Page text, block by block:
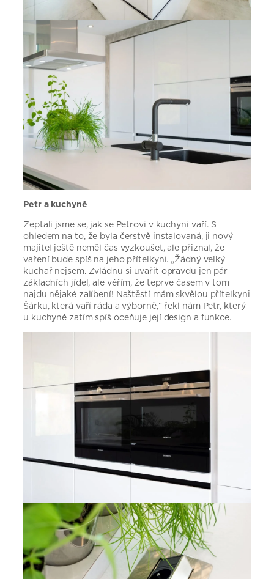
Petr a kuchyně
Zeptali jsme se, jak se Petrovi v kuchyni vaří. S
ohledem na to, že byla čerstvě instalovaná, ji nový
majitel ještě neměl čas vyzkoušet, ale přiznal, že
vaření bude spíš na jeho přítelkyni. „Žádný velký
kuchař nejsem. Zvládnu si uvařit opravdu jen pár
základních jídel, ale věřím, že teprve časem v tom
najdu nějaké zalíbení! Naštěstí mám skvělou přítelkyni
Šárku, která vaří ráda a výborně,“ řekl nám Petr, který
u kuchyně zatím spíš oceňuje její design a funkce.